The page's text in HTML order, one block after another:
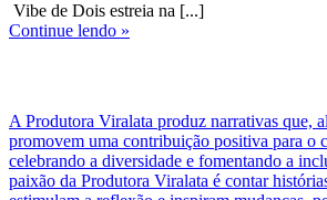
Vibe de Dois estreia na [...]
Continue lendo »
A Produtora Viralata produz narrativas que,
promovem uma contribuição positiva para o
celebrando a diversidade e fomentando a
paixão da Produtora Viralata é contar